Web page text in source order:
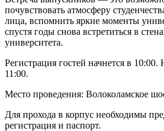
почувствовать атмосферу
лица, вспомнить яркие моменты
спустя годы снова встретиться в
университета.
Регистрация гостей начнется в
11:00.
Место проведения: Волоколамское
Для прохода в корпус необходимы
регистрация и паспорт.